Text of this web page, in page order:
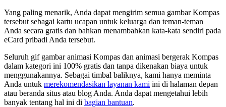
Yang paling menarik, Anda dapat mengirim semua gambar Kompas
tersebut sebagai kartu ucapan untuk keluarga dan teman-teman
Anda secara gratis dan bahkan menambahkan kata-kata sendiri pada
eCard pribadi Anda tersebut.
Seluruh gif gambar animasi Kompas dan animasi bergerak Kompas
dalam kategori ini 100% gratis dan tanpa dikenakan biaya untuk
menggunakannya. Sebagai timbal baliknya, kami hanya meminta
Anda untuk merekomendasikan layanan kami ini di halaman depan
atau beranda situs atau blog Anda. Anda dapat mengetahui lebih
banyak tentang hal ini di bagian bantuan.